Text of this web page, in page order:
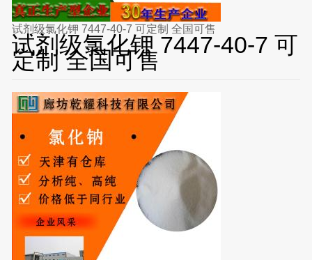
试剂级氯化钾 7447-40-7 可定制 全国可售
试剂级氯化钾 7447-40-7 可
定制 全国可售